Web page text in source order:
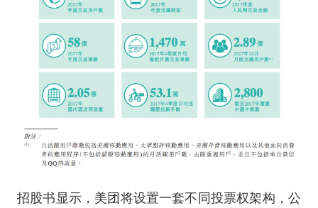
招股书显示，美团将设置一套不同投票权架构，公